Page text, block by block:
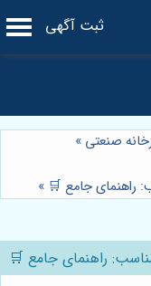
ثبت آگهی
صنعتی »
راهنمای جامع 🛒 »
راهنمای جامع 🛒